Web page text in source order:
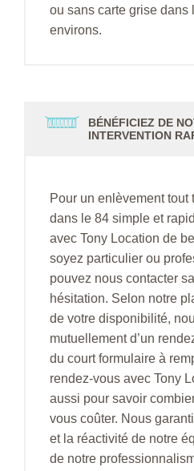
ou sans carte grise dans
environs.
BÉNÉFICIEZ DE
INTERVENTION
Pour un enlèvement tout
dans le 84 simple et
avec Tony Location de
soyez particulier ou
pouvez nous contacter
hésitation. Selon notre
de votre disponibilité,
mutuellement d’un
du court formulaire à
rendez-vous avec Tony
aussi pour savoir
vous coûter. Nous
et la réactivité de notre
de notre